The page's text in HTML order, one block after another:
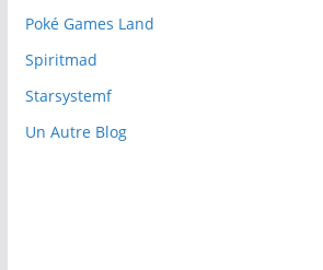
Poké Games Land
Spiritmad
Starsystemf
Un Autre Blog